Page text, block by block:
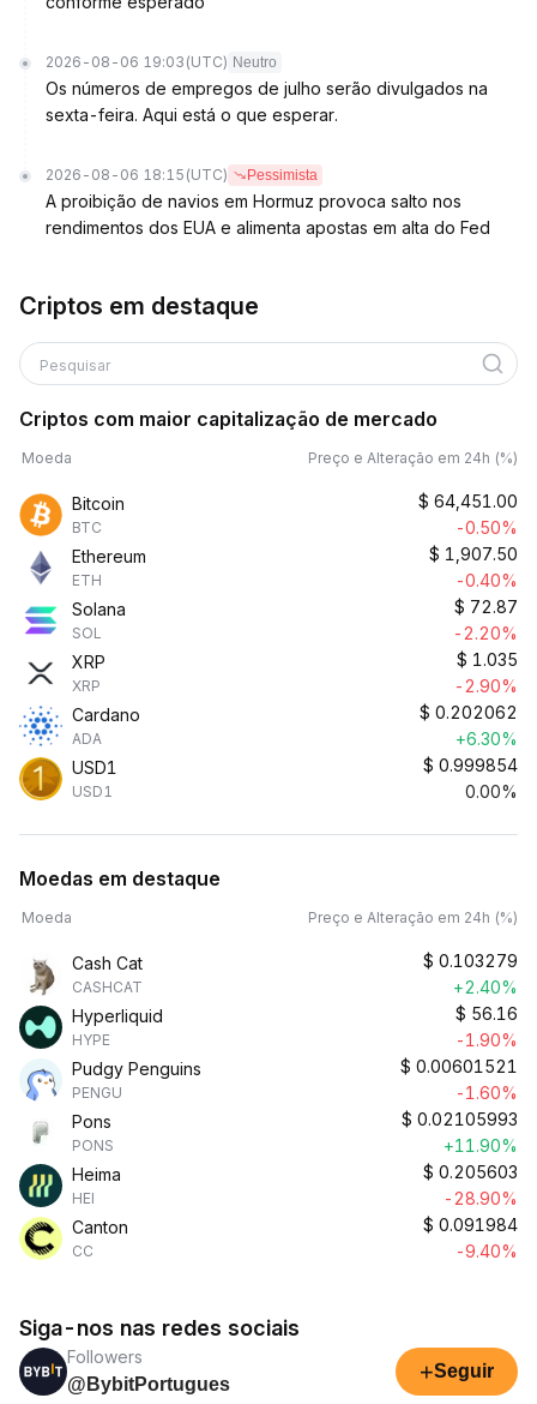
2026-08-06 19:03 (UTC) Neutro
Os números de empregos de julho serão divulgados na
sexta-feira. Aqui está o que esperar.
2026-08-06 18:15 (UTC) Pessimista
A proibição de navios em Hormuz provoca salto nos
rendimentos dos EUA e alimenta apostas em alta do Fed
Criptos em destaque
Pesquisar
Criptos com maior capitalização de mercado
Moeda Preço e Alteração em 24h (%)
Bitcoin
BTC
$ 64,451.00
-0.50%
Ethereum
ETH
$ 1,907.50
-0.40%
Solana
SOL
$ 72.87
-2.20%
XRP
XRP
$ 1.035
-2.90%
Cardano
ADA
$ 0.202062
+6.30%
USD1
USD1
$ 0.999854
0.00%
Moedas em destaque
Moeda Preço e Alteração em 24h (%)
Cash Cat
CASHCAT
$ 0.103279
+2.40%
Hyperliquid
HYPE
$ 56.16
-1.90%
Pudgy Penguins
PENGU
$ 0.00601521
-1.60%
Pons
PONS
$ 0.02105993
+11.90%
Heima
HEI
$ 0.205603
-28.90%
Canton
CC
$ 0.091984
-9.40%
Siga-nos nas redes sociais
Followers
@BybitPortugues
+Seguir